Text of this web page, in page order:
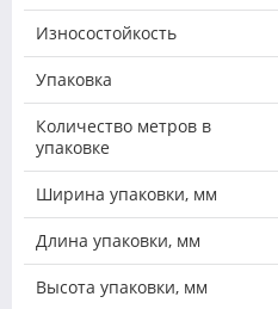
Износостойкость
Упаковка
Количество метров в
упаковке
Ширина упаковки, мм
Длина упаковки, мм
Высота упаковки, мм